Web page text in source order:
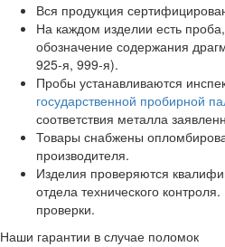
Вся продукция
На каждом изделии есть
обозначение содержания
925-я, 999-я).
Пробы устанавливаются
государственной пробирной
соответствия металла
Товары снабжены
производителя.
Изделия проверяются
отдела технического
проверки.
Наши гарантии в случае поломок